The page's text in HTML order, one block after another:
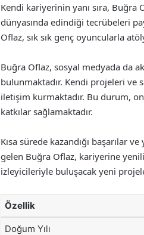
Kendi kariyerinin yanı sıra,
dünyasında edindiği tecrübeleri
Oflaz, sık sık genç oyuncularla
Buğra Oflaz, sosyal medyada da
bulunmaktadır. Kendi projeleri ve
iletişim kurmaktadır. Bu durum,
katkılar sağlamaktadır.
Kısa sürede kazandığı başarılar
gelen Buğra Oflaz, kariyerine
izleyicileriyle buluşacak yeni
Özellik
Doğum Yılı